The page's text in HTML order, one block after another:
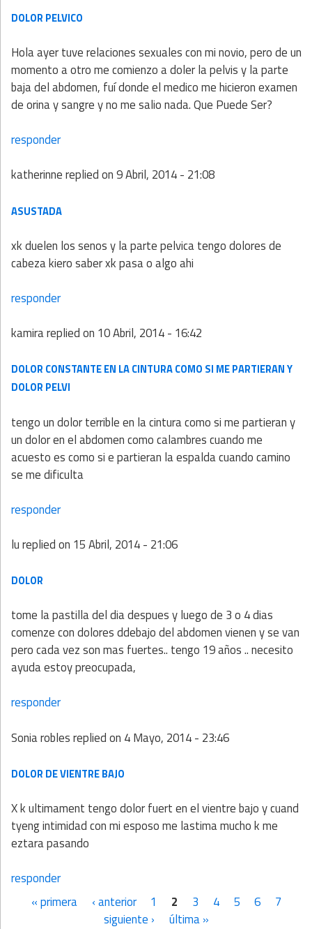
DOLOR PELVICO
Hola ayer tuve relaciones sexuales con mi novio, pero de un
momento a otro me comienzo a doler la pelvis y la parte
baja del abdomen, fuí donde el medico me hicieron examen
de orina y sangre y no me salio nada. Que Puede Ser?
responder
katherinnereplied on9 Abril, 2014 - 21:08
ASUSTADA
xk duelen los senos y la parte pelvica tengo dolores de
cabeza kiero saber xk pasa o algo ahi
responder
kamirareplied on 10 Abril, 2014 - 16:42
DOLOR CONSTANTE EN LA CINTURA COMO SI ME PARTIERAN Y
DOLOR PELVI
tengo un dolor terrible en la cintura como si me partieran y
un dolor en el abdomen como calambres cuando me
acuesto es como si e partieran la espalda cuando camino
se me dificulta
responder
lureplied on 15 Abril, 2014 - 21:06
DOLOR
tome la pastilla del dia despues y luego de 3 o 4 dias
comenze con dolores ddebajo del abdomen vienen y se van
pero cada vez son mas fuertes.. tengo 19 años .. necesito
ayuda estoy preocupada,
responder
Sonia roblesreplied on 4 Mayo, 2014 - 23:46
DOLOR DE VIENTRE BAJO
X k ultimament tengo dolor fuert en el vientre bajo y cuand
tyeng intimidad con mi esposo me lastima mucho k me
eztara pasando
responder
Páginas
« primera ‹ anterior 1 2 3 4 5 6
7
siguiente ›
última »